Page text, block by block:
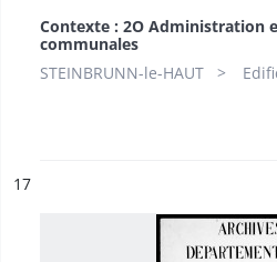
Contexte : 2O Administration
communales
STEINBRUNN-le-HAUT
n°
17